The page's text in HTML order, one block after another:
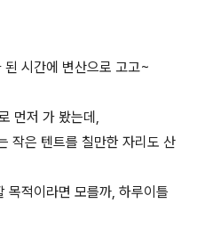
시간에 변산으로 고고~
먼저 가 봤는데,
작은 텐트를 칠만한 자리도 산
목적이라면 모를까, 하루이틀